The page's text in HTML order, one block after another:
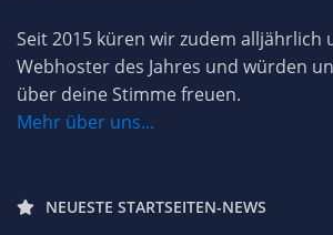
Seit 2015 küren wir zudem alljährlich
Webhoster des Jahres und würden
über deine Stimme freuen.
Mehr über uns...
NEUESTE STARTSEITEN-NEWS